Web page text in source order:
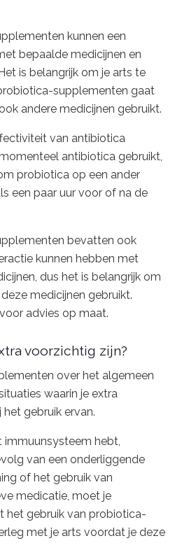
kunnen een
bepaalde medicijnen en
is belangrijk om je arts te
supplementen gaat
andere medicijnen gebruikt.
van antibiotica
antibiotica gebruikt,
probiotica op een ander
een paar uur voor of na de
bevatten ook
kunnen hebben met
dus het is belangrijk om
medicijnen gebruikt.
advies op maat.
voorzichtig zijn?
over het algemeen
waarin je extra
gebruik ervan.
immuunsysteem hebt,
van een onderliggende
of het gebruik van
medicatie, moet je
het gebruik van probiotica-
met je arts voordat je deze